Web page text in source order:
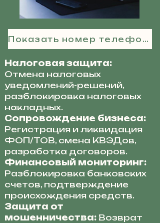
Показать номер телефона
Налоговая защита:
Отмена налоговых
уведомлений-решений,
разблокировка налоговых
накладных.
Сопровождение бизнеса:
Регистрация и ликвидация
ФОП/ТОВ, смена КВЭДов,
разработка договоров.
Финансовый мониторинг:
Разблокировка банковских
счетов, подтверждение
происхождения средств.
Защита от
мошенничества: Возврат